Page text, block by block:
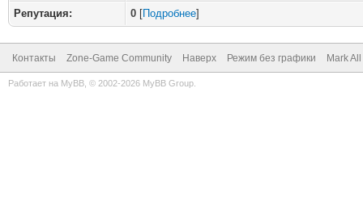
Репутация: 0 [Подробнее]
Контакты Zone-Game Community Наверх Режим без графики Mark
Работает на MyBB , © 2002-2026 MyBB Group